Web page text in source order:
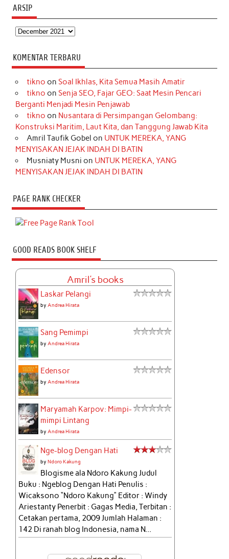
ARSIP
Arsip
KOMENTAR TERBARU
tikno on Soal Ikhlas, Kita Semua Masih Amatir
tikno on Senja SEO, Fajar GEO: Saat Mesin Pencari
Berganti Menjadi Mesin Penjawab
tikno on Nusantara di Persimpangan Gelombang:
Konstruksi Maritim, Laut Kita, dan Tanggung Jawab Kita
Amril Taufik Gobel on UNTUK MEREKA, YANG
MENYISAKAN JEJAK INDAH DI BATIN
Musniaty Musni on UNTUK MEREKA, YANG
MENYISAKAN JEJAK INDAH DI BATIN
PAGE RANK CHECKER
GOOD READS BOOK SHELF
Amril's books
Laskar Pelangi
byAndrea Hirata
Sang Pemimpi
byAndrea Hirata
Edensor
byAndrea Hirata
Maryamah Karpov: Mimpi-
mimpi Lintang
byAndrea Hirata
Nge-blog Dengan Hati
byNdoro Kakung
Blogisme ala Ndoro Kakung Judul
Buku : Ngeblog Dengan Hati Penulis :
Wicaksono “Ndoro Kakung” Editor : Windy
Ariestanty Penerbit : Gagas Media, Terbitan :
Cetakan pertama, 2009 Jumlah Halaman :
142 Di ranah blog Indonesia, nama N...